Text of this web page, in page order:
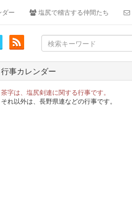
ー 塩尻で稽古する仲間たち
Search
for:
行事カレンダー
茶字は、塩尻剣連に関する行事です。
それ以外は、長野県連などの行事です。